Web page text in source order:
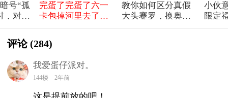
号“孤
，对上
敢吗
完蛋了完蛋了六一
卡包掉河里去了，
了大头赛罗
教你如何区分真假
大头赛罗，换奥特
小伙
限定
评论(284)
我爱蛋仔派对。
144楼 2年前